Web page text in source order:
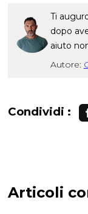
Ti
dopo
aiuto
Autore:
Condividi :
Articoli